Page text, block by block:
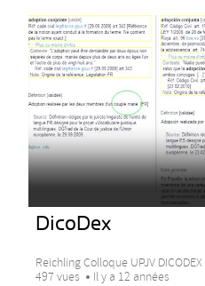
DicoDex
Reichling Colloque UPJV DICODEX
497 vues
Il y a 12 années